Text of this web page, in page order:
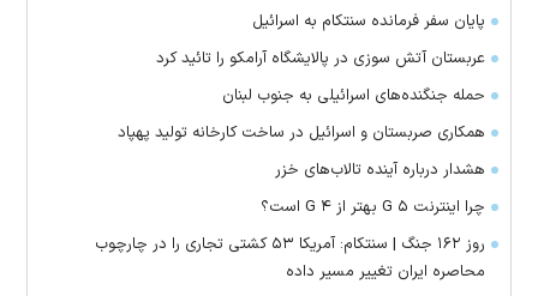
پایان سفر فرمانده سنتکام به اسرائیل
عربستان آتش سوزی در پالایشگاه آرامکو را تائید کرد
حمله جنگنده‌های اسرائیلی به جنوب لبنان
همکاری صربستان و اسرائیل در ساخت کارخانه تولید پهپاد
هشدار درباره آینده تالاب‌های خزر
چرا اینترنت ۵ G بهتر از ۴ G است؟
روز ۱۶۲ جنگ | سنتکام: آمریکا ۵۳ کشتی تجاری را در چارچوب
محاصره ایران تغییر مسیر داده